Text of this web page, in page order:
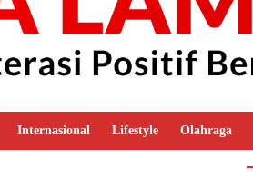
Internasional Lifestyle Olahraga